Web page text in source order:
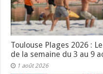
Toulouse Plages 2026 :
de la semaine du 3 au 9
1 août 2026